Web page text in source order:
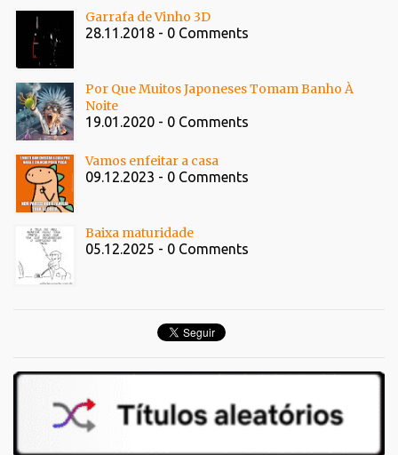
Garrafa de Vinho 3D
28.11.2018 - 0 Comments
Por Que Muitos Japoneses Tomam Banho À
Noite
19.01.2020 - 0 Comments
Vamos enfeitar a casa
09.12.2023 - 0 Comments
Baixa maturidade
05.12.2025 - 0 Comments